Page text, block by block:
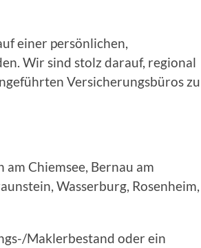
einer persönlichen,
Wir sind stolz darauf, regional
Versicherungsbüros zu
Chiemsee, Bernau am
Wasserburg, Rosenheim,
Maklerbestand oder ein